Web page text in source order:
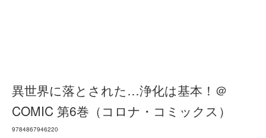
異世界に落とされた…浄化は基本！＠
COMIC 第6巻（コロナ・コミックス）
9784867946220